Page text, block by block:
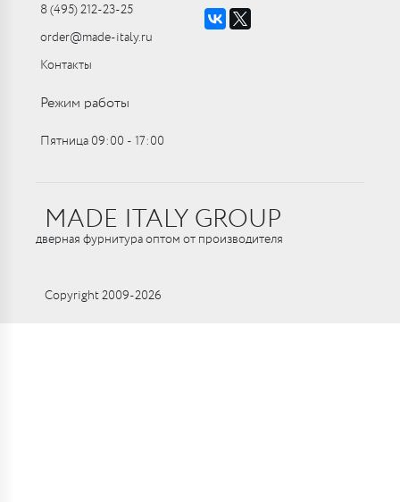
8 (495) 212-23-25
order@made-italy.ru
Контакты
Режим работы
Пятница 09:00 ‑ 17:00
MADE ITALY GROUP
дверная фурнитура оптом от производителя
Copyright 2009-2026